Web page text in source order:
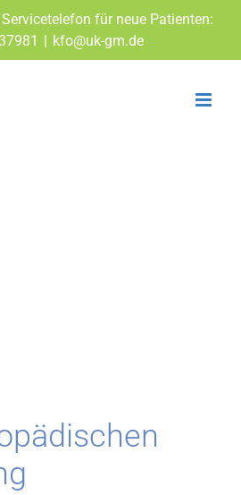
für neue Patienten:
| kfo@uk-gm.de